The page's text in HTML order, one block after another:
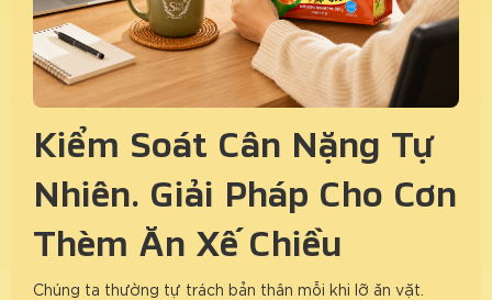
Kiểm Soát Cân Nặng Tự
Nhiên: Giải Pháp Cho Cơn
Thèm Ăn Xế Chiều
Chúng ta thường tự trách bản thân mỗi khi lỡ ăn vặt.